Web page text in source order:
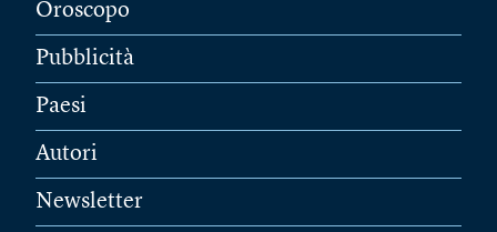
Oroscopo
Pubblicità
Paesi
Autori
Newsletter